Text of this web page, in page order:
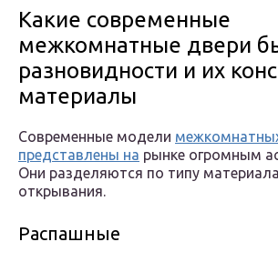
Какие современные
межкомнатные двери
разновидности и их
материалы
Современные модели
представлены на рынке огромным
Они разделяются по типу
открывания.
Распашные